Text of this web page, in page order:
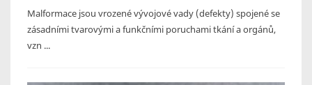
Malformace jsou vrozené vývojové vady (defekty) spojené se
zásadními tvarovými a funkčními poruchami tkání a orgánů,
vzn ...